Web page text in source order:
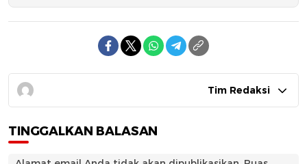
Tim Redaksi
TINGGALKAN BALASAN